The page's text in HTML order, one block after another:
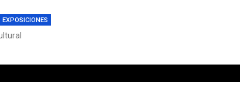
EXPOSICIONES